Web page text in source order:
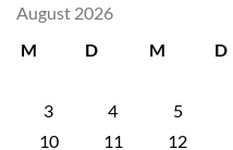
August 2026
M
D M D
3
4 5
10
11 12